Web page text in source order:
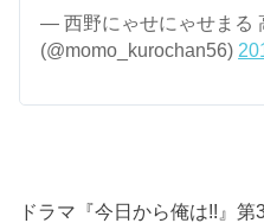
— 西野にゃせにゃせまる
(@momo_kurochan56)
ドラマ『今日から俺は!!』